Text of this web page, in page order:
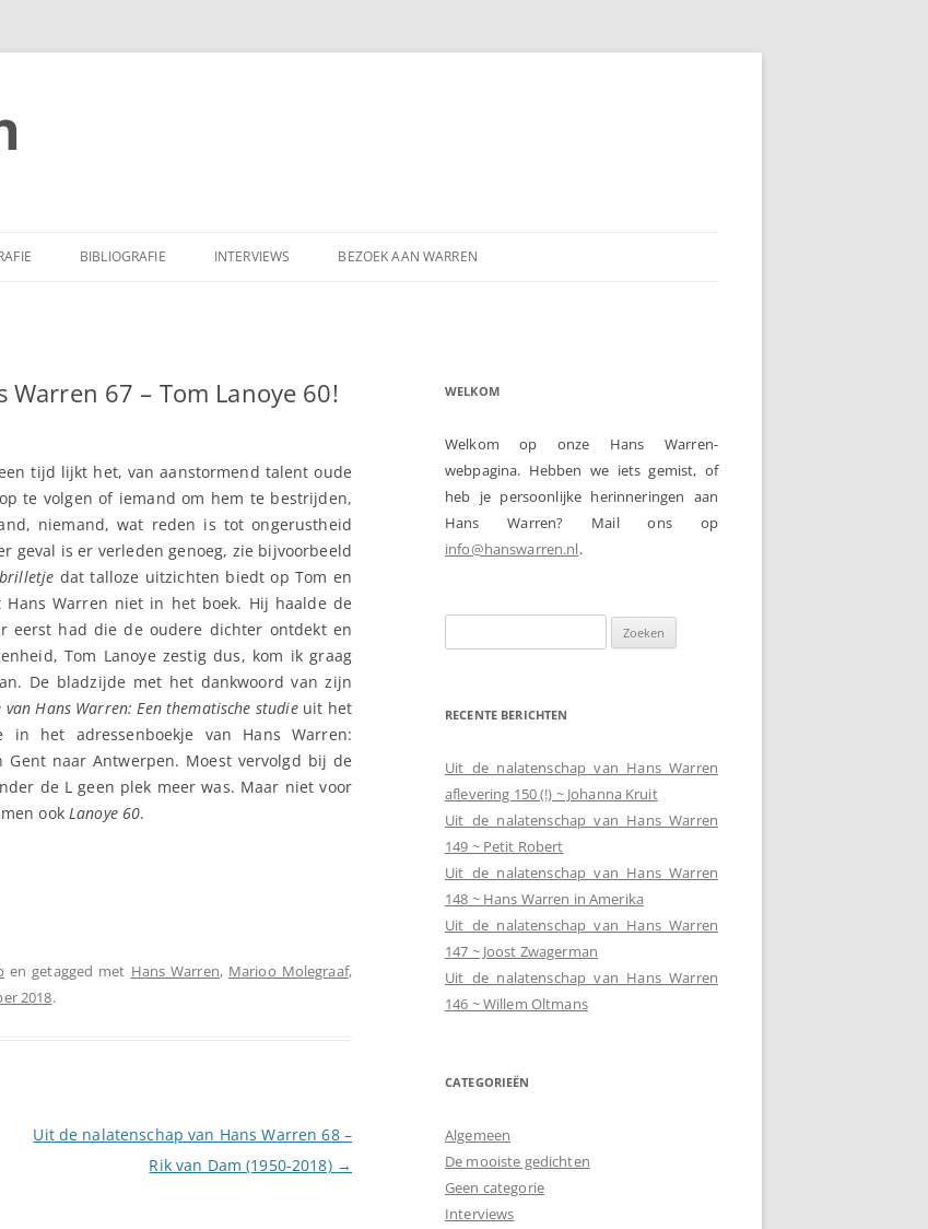
BIBLIOGRAFIE INTERVIEWS BEZOEK AAN WARREN
67 – Tom Lanoye 60!
tijd lijkt het, van aanstormend talent oude
te volgen of iemand om hem te bestrijden,
niemand, wat reden is tot ongerustheid
geval is er verleden genoeg, zie bijvoorbeeld
dat talloze uitzichten biedt op Tom en
Warren niet in het boek. Hij haalde de
eerst had die de oudere dichter ontdekt en
Tom Lanoye zestig dus, kom ik graag
De bladzijde met het dankwoord van zijn
van Hans Warren: Een thematische studieuit het
in het adressenboekje van Hans Warren:
naar Antwerpen. Moest vervolgd bij de
de L geen plek meer was. Maar niet voor
ookLanoye 60.
en getagged met Hans Warren, Marioo Molegraaf,
2018.
Uit de nalatenschap van Hans Warren 68 –
Rik van Dam (1950-2018) →
WELKOM
Welkom op onze Hans Warren-
webpagina. Hebben we iets gemist, of
heb je persoonlijke herinneringen aan
Hans Warren? Mail ons op
info@hanswarren.nl.
naar:
RECENTE BERICHTEN
Uit de nalatenschap van Hans Warren
aflevering 150 (!) ~ Johanna Kruit
Uit de nalatenschap van Hans Warren
149 ~ Petit Robert
Uit de nalatenschap van Hans Warren
148 ~ Hans Warren in Amerika
Uit de nalatenschap van Hans Warren
147 ~ Joost Zwagerman
Uit de nalatenschap van Hans Warren
146 ~ Willem Oltmans
CATEGORIEËN
Algemeen
De mooiste gedichten
Geen categorie
Interviews